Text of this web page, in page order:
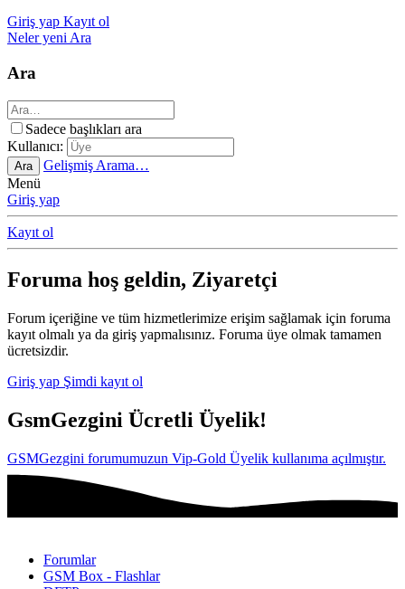
Giriş yap Kayıt ol
Neler yeniAra
Ara
Sadece başlıkları ara
Kullanıcı:
Ara
Gelişmiş Arama…
Menü
Giriş yap
Kayıt ol
Foruma hoş geldin, Ziyaretçi
Forum içeriğine ve tüm hizmetlerimize erişim sağlamak için foruma
kayıt olmalı ya da giriş yapmalısınız. Foruma üye olmak tamamen
ücretsizdir.
Giriş yap Şimdi kayıt ol
GsmGezgini Ücretli Üyelik!
GSMGezgini forumumuzun Vip-Gold Üyelik kullanıma açılmıştır.
Forumlar
GSM Box - Flashlar